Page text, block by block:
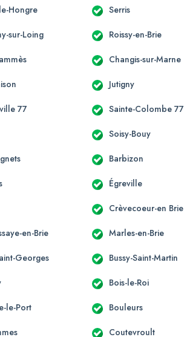
Hongre Serris
sur-Loing Roissy-en-Brie
Changis-sur-Marne
Jutigny
77 Sainte-Colombe 77
Soisy-Bouy
Barbizon
Égreville
Crèvecoeur-en Brie
en-Brie Marles-en-Brie
Georges Bussy-Saint-Martin
Bois-le-Roi
le-Port Bouleurs
Coutevroult